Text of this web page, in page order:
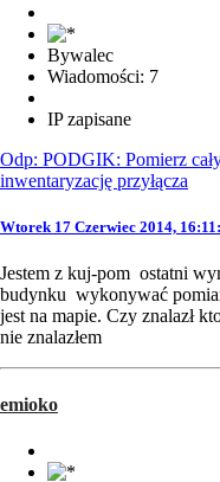
Bywalec
Wiadomości: 7
IP zapisane
Odp: PODGIK: Pomierz
inwentaryzację przyłącza
Wtorek 17 Czerwiec 2014,
Jestem z kuj-pom ostatni
budynku wykonywać
jest na mapie. Czy znalazł
nie znalazłem
emioko